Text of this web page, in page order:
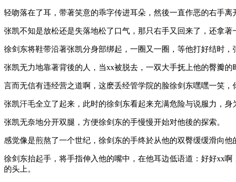
轻吻落在了耳，带著笑意的乖字传进耳朵，然後一直作恶的右手离
张凯不知是放松还是失落地松了口气，那只右手又回来了，还拿著
徐剑东将鞋带沿著张凯分身部绑起，一圈又一圈，等他打好结时，
张凯无力地靠著背後的人，当xx被脱去，一双大手抚上他的臀瓣
言而无信有违经营之道啊，这麽丢经管学院的脸徐剑东嘿嘿一笑
张凯汗毛全立了起来，此时的徐剑东看起来充满危险与说服力，身
张凯无奈地分开双腿，方便徐剑东的手慢慢开始对他後的探索。
感觉像是煎熬了一个世纪，徐剑东的手终於从他的双臀缓缓滑向他
徐剑东抬起手，将手指伸入他的嘴中，在他耳边低语道：好好xx
的头上。